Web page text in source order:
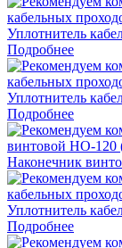
Уплотнитель
Подробнее
Уплотнитель
Подробнее
Наконечник
Уплотнитель
Подробнее